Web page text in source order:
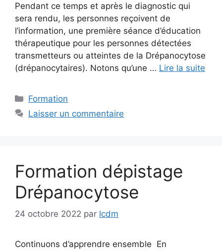
Pendant ce temps et après le diagnostic qui
sera rendu, les personnes reçoivent de
l’information, une première séance d’éducation
thérapeutique pour les personnes détectées
transmetteurs ou atteintes de la Drépanocytose
(drépanocytaires). Notons qu’une … Lire la suite
Catégories
Formation
Laisser un commentaire
Formation dépistage
Drépanocytose
24 octobre 2022 par lcdm
Continuons d’apprendre ensemble En